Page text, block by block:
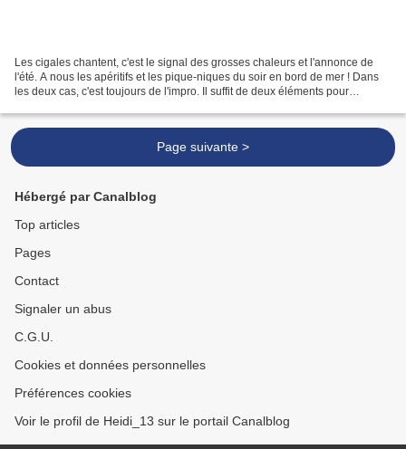
Les cigales chantent, c'est le signal des grosses chaleurs et l'annonce de
l'été. A nous les apéritifs et les pique-niques du soir en bord de mer ! Dans
les deux cas, c'est toujours de l'impro. Il suffit de deux éléments pour
Page suivante >
Hébergé par Canalblog
Top articles
Pages
Contact
Signaler un abus
C.G.U.
Cookies et données personnelles
Préférences cookies
Voir le profil de Heidi_13 sur le portail Canalblog